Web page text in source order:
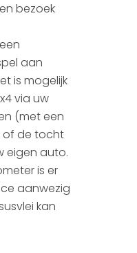
bezoek
aan
is mogelijk
via uw
(met een
of de tocht
eigen auto.
is er
aanwezig
kan